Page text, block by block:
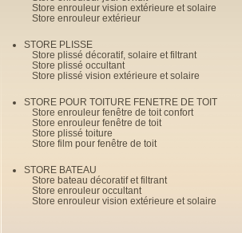
Store enrouleur vision extérieure et solaire
Store enrouleur extérieur
STORE PLISSE
Store plissé décoratif, solaire et filtrant
Store plissé occultant
Store plissé vision extérieure et solaire
STORE POUR TOITURE FENETRE DE TOIT
Store enrouleur fenêtre de toit confort
Store enrouleur fenêtre de toit
Store plissé toiture
Store film pour fenêtre de toit
STORE BATEAU
Store bateau décoratif et filtrant
Store enrouleur occultant
Store enrouleur vision extérieure et solaire